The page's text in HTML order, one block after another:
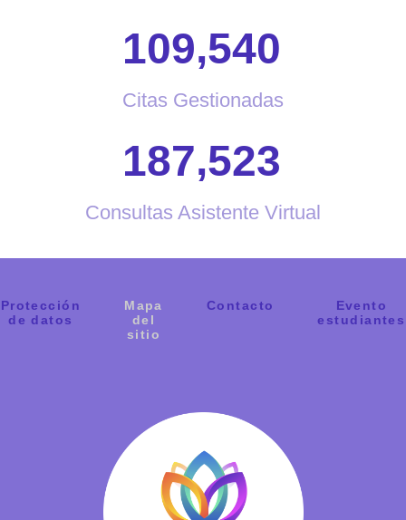
109,540
Citas Gestionadas
187,523
Consultas Asistente Virtual
Protección
de datos
Mapa
del
sitio
Contacto
Evento
estudiantes